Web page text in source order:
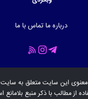
درباره ماتماس با ما
این سایت متعلق به سایت
از مطالب با ذکر منبع